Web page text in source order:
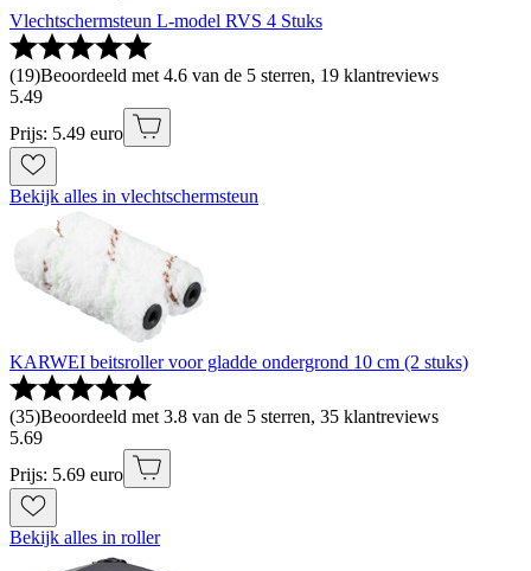
Vlechtschermsteun L-model RVS 4 Stuks
(19)Beoordeeld met 4.6 van de 5 sterren, 19 klantreviews
5.49
Prijs: 5.49 euro
Bekijk alles in vlechtschermsteun
KARWEI beitsroller voor gladde ondergrond 10 cm (2 stuks)
(35)Beoordeeld met 3.8 van de 5 sterren, 35 klantreviews
5.69
Prijs: 5.69 euro
Bekijk alles in roller